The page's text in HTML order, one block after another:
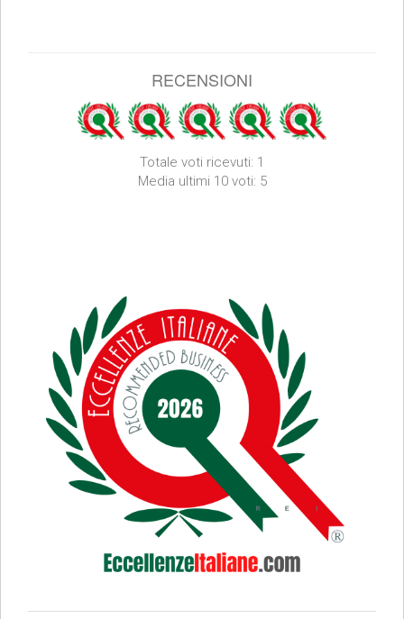
RECENSIONI
Totale voti ricevuti: 1
Media ultimi 10 voti: 5